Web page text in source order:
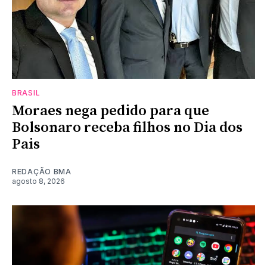
BRASIL
Moraes nega pedido para que
Bolsonaro receba filhos no Dia dos
Pais
REDAÇÃO BMA
agosto 8, 2026